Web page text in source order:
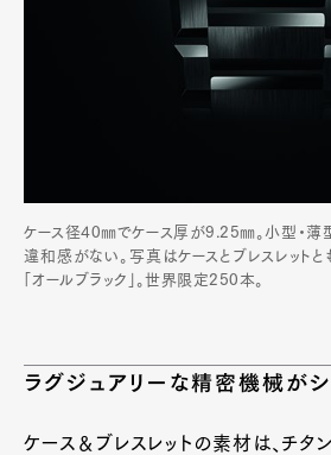
ケース径40㎜でケース厚が9.25㎜。小型・薄
違和感がない。写真はケースとブレスレットと
「オールブラック」。世界限定250本。
ラグジュアリーな精密機械がシ
ケース＆ブレスレットの素材は、チタ